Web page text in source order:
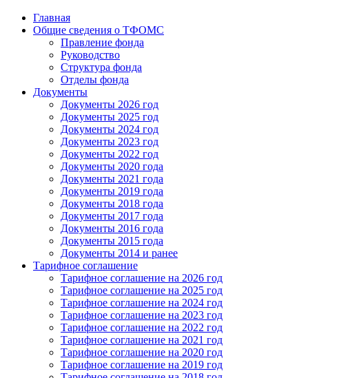
Главная
Общие сведения о ТФОМС
Правление фонда
Руководство
Структура фонда
Отделы фонда
Документы
Документы 2026 год
Документы 2025 год
Документы 2024 год
Документы 2023 год
Документы 2022 год
Документы 2020 года
Документы 2021 года
Документы 2019 года
Документы 2018 года
Документы 2017 года
Документы 2016 года
Документы 2015 года
Документы 2014 и ранее
Тарифное соглашение
Тарифное соглашение на 2026 год
Тарифное соглашение на 2025 год
Тарифное соглашение на 2024 год
Тарифное соглашение на 2023 год
Тарифное соглашение на 2022 год
Тарифное соглашение на 2021 год
Тарифное соглашение на 2020 год
Тарифное соглашение на 2019 год